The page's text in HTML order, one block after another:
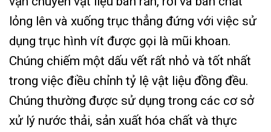
lỏng lên và xuống trục thẳng đứng với việc sử
dụng trục hình vít được gọi là mũi khoan.
Chúng chiếm một dấu vết rất nhỏ và tốt nhất
trong việc điều chỉnh tỷ lệ vật liệu đồng đều.
Chúng thường được sử dụng trong các cơ sở
xử lý nước thải, sản xuất hóa chất và thực